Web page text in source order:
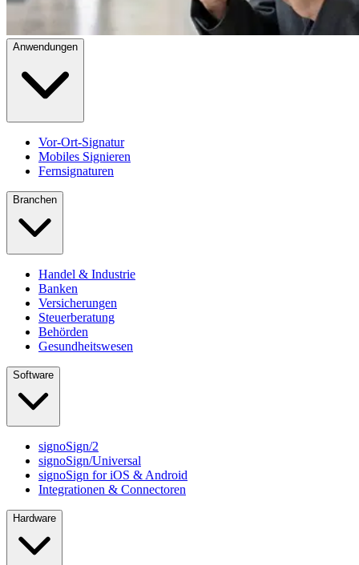
Anwendungen
Vor-Ort-Signatur
Mobiles Signieren
Fernsignaturen
Branchen
Handel & Industrie
Banken
Versicherungen
Steuerberatung
Behörden
Gesundheitswesen
Software
signoSign/2
signoSign/Universal
signoSign for iOS & Android
Integrationen & Connectoren
Hardware